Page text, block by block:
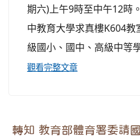
期六)上午9時至中午12時
中教育大學求真樓K604
級國小、國中、高級中等
觀看完整文章
轉知 教育部體育署委請